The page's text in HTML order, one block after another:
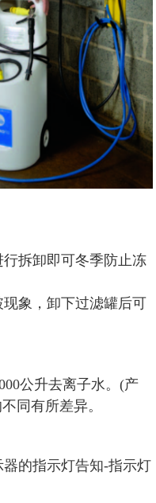
拆卸即可冬季防止冻
象，卸下过滤罐后可
公升去离子水。(产
同有所差异。
的指示灯告知-指示灯